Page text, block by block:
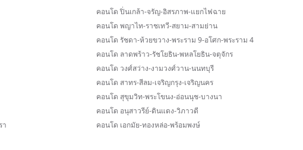
า
คอนโด ปิ่นเกล้า-จรัญ-อิสรภาพ-แยกไฟฉาย
คอนโด พญาไท-ราชเทวี-สยาม-สามย่าน
คอนโด รัชดา-ห้วยขวาง-พระราม 9-อโศก-พระราม 4
คอนโด ลาดพร้าว-รัชโยธิน-พหลโยธิน-จตุจักร
คอนโด วงศ์สว่าง-งามวงศ์วาน-นนทบุรี
คอนโด สาทร-สีลม-เจริญกรุง-เจริญนคร
คอนโด สุขุมวิท-พระโขนง-อ่อนนุช-บางนา
คอนโด อนุสาวรีย์-ดินแดง-วิภาวดี
คอนโด เอกมัย-ทองหล่อ-พร้อมพงษ์